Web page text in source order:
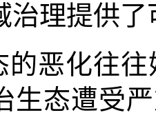
治理提供
的恶化往
生态遭受